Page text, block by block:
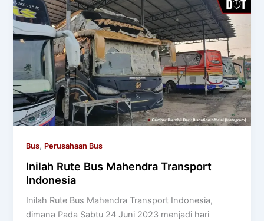
Bus, Perusahaan Bus
Inilah Rute Bus Mahendra Transport
Indonesia
Inilah Rute Bus Mahendra Transport Indonesia,
dimana Pada Sabtu 24 Juni 2023 menjadi hari